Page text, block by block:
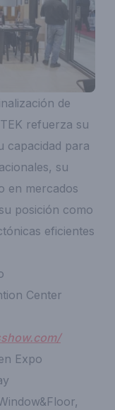
de
refuerza su
capacidad para
su
en mercados
posición como
eficientes
Center
Expo